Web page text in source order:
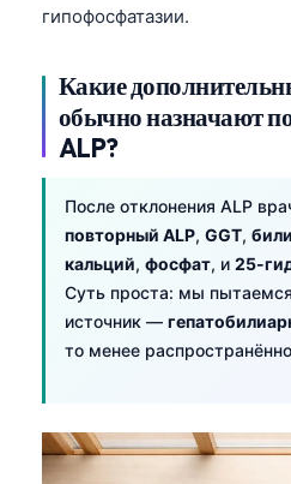
гипофосфатазии.
Какие
обычно назначают
ALP?
После отклонения ALP
повторный ALP, GGT,
кальций, фосфат, и 25-
Суть проста: мы
источник —
то менее
Қазақ тілі
كوردی‎
پښتو
سنڌي
অসমীয়া
Galego
Македонски јазик